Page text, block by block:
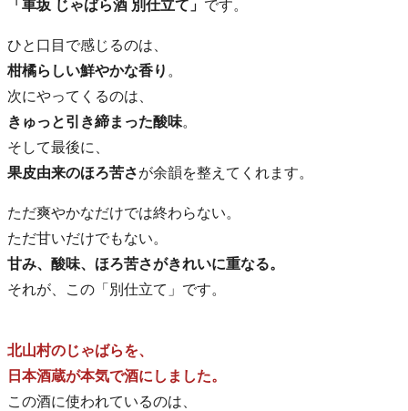
「車坂 じゃばら酒 別仕立て」 です。
ひと口目で感じるのは、
柑橘らしい鮮やかな香り 。
次にやってくるのは、
きゅっと引き締まった酸味。
そして最後に、
果皮由来のほろ苦さが余韻を整えてくれます。
ただ爽やかなだけでは終わらない。
ただ甘いだけでもない。
甘み、酸味、ほろ苦さがきれいに重なる。
それが、この「別仕立て」です。
北山村のじゃばらを、
日本酒蔵が本気で酒にしました。
この酒に使われているのは、